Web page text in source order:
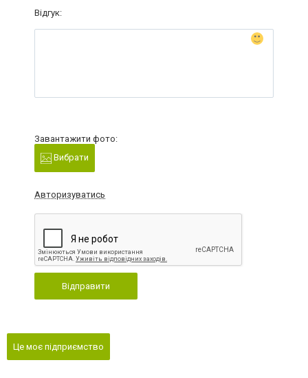
Відгук:
Завантажити фото:
Вибрати
Авторизуватись
Відправити
Це моє підприємство